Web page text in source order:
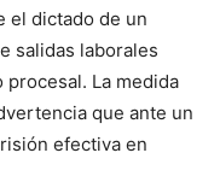
el dictado de un
salidas laborales
La medida
que ante un
efectiva en